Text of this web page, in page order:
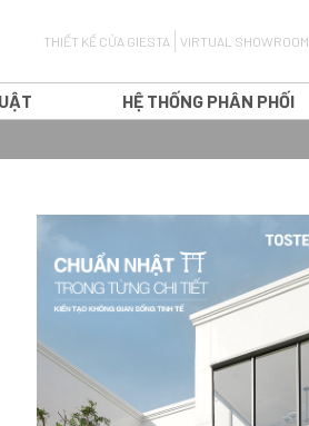
THIẾT KẾ CỬA GIESTA VIRTUAL SHOWROOM
CỬA ĐI MỞ LÙA
CỬA ĐI TRƯỢT TREO
CỬA ĐI XẾP TRƯỢT
CỬA SỔ MỞ QUAY
HỆ THỐNG PHÂN PHỐI